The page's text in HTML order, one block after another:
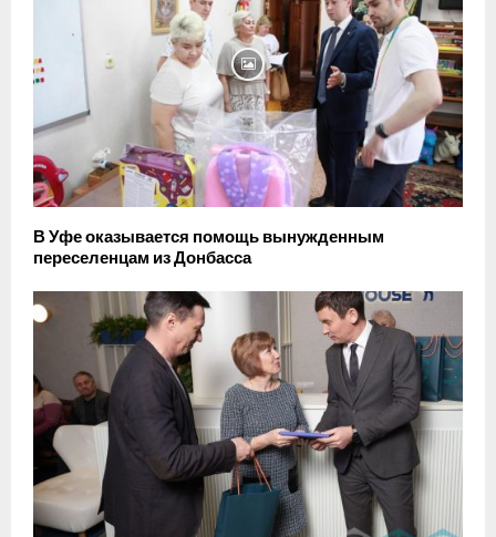
В Уфе оказывается помощь вынужденным
переселенцам из Донбасса